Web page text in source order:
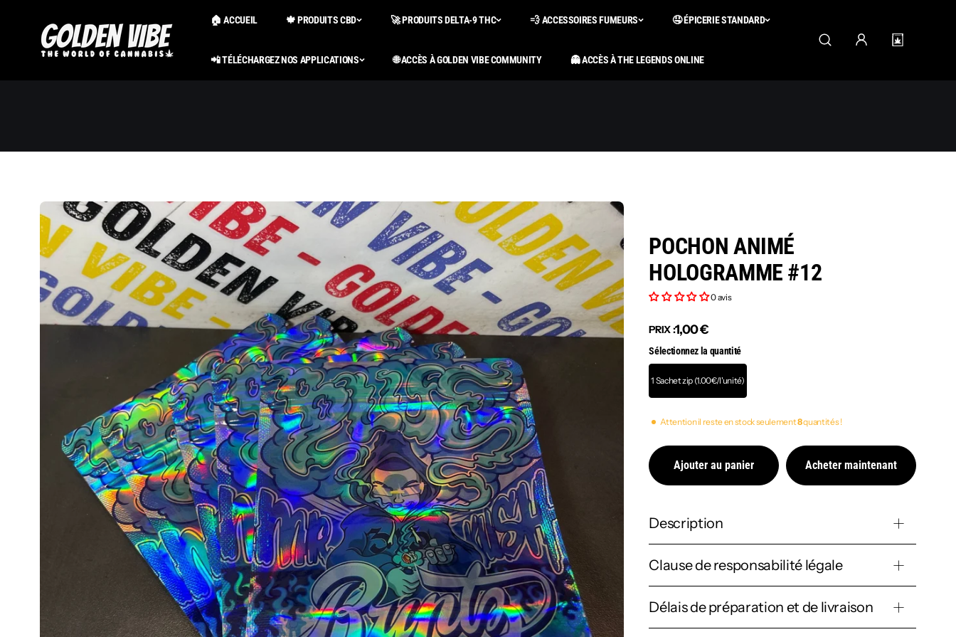
contenu
🏠 ACCUEIL 🍁 PRODUITS CBD 🚀 PRODUITS DELTA-9 THC 💨 ACCESSOIRES FUMEURS 🤤 ÉPICERIE STANDARD
📲 TÉLÉCHARGEZ NOS APPLICATIONS 🌐 ACCÈS À GOLDEN VIBE COMMUNITY 👻 ACCÈS À THE LEGENDS ONLINE
POCHON ANIMÉ
HOLOGRAMME #12
0 avis
PRIX :1,00 €
Sélectionnez la quantité
1 Sachet zip (1.00€/l'unité)
Attention il reste en stock seulement8quantités !
Ajouter au panier Acheter maintenant
Description
Clause de responsabilité légale
Délais de préparation et de livraison